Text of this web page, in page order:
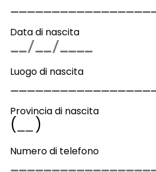
Data di nascita
Luogo di nascita
Provincia di nascita
( )
Numero di telefono